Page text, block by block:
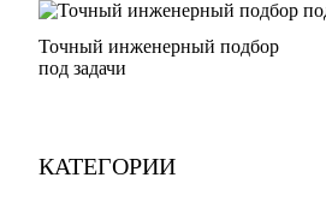
Точный инженерный подбор
под задачи
КАТЕГОРИИ